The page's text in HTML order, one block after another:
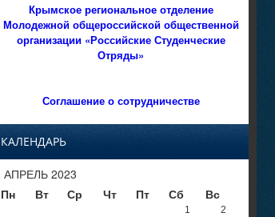
Крымское региональное отделение
Молодежной общероссийской общественной
организации «Российские Студенческие
Отряды»
Соглашение о сотрудничестве
КАЛЕНДАРЬ
АПРЕЛЬ 2023
Пн
Вт Ср Чт Пт Сб Вс
1
2